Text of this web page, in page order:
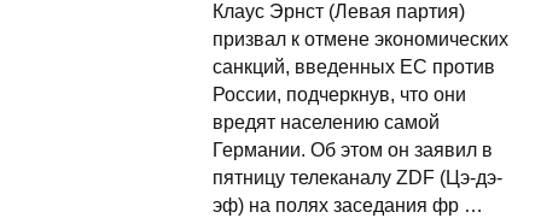
Клаус Эрнст (Левая партия)
призвал к отмене экономических
санкций, введенных ЕС против
России, подчеркнув, что они
вредят населению самой
Германии. Об этом он заявил в
пятницу телеканалу ZDF (Цэ-дэ-
эф) на полях заседания фр …